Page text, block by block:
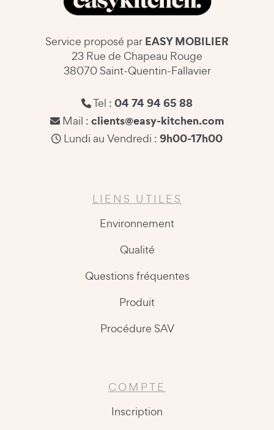
Service proposé par EASY MOBILIER
23 Rue de Chapeau Rouge
38070 Saint-Quentin-Fallavier
Tel : 04 74 94 65 88
Mail : clients@easy-kitchen.com
Lundi au Vendredi : 9h00-17h00
LIENS UTILES
Environnement
Qualité
Questions fréquentes
Produit
Procédure SAV
COMPTE
Inscription